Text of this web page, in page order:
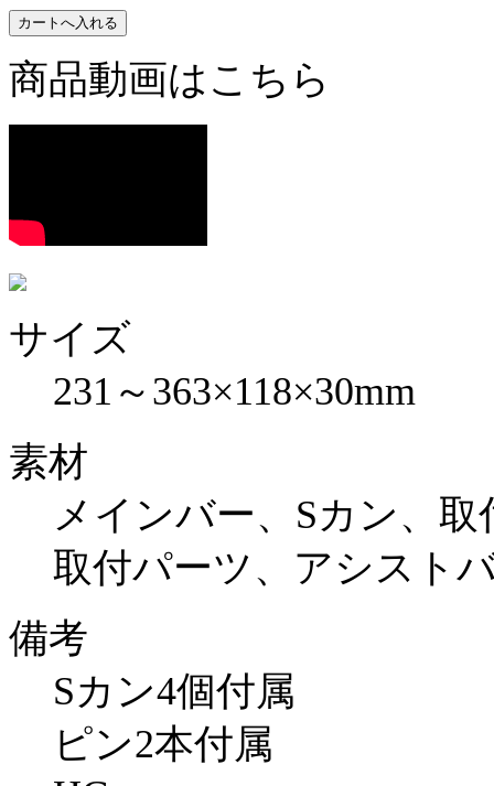
商品動画はこちら
サイズ
231～363×118×30mm
素材
メインバー、Sカン、
取付パーツ、アシスト
備考
Sカン4個付属
ピン2本付属